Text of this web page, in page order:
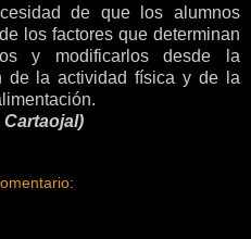
de que los alumnos
los factores que determinan
y modificarlos desde la
de la actividad física y de la